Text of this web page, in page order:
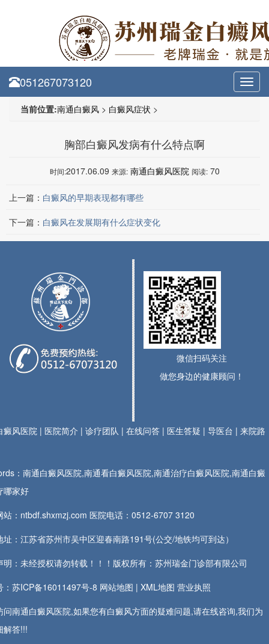
051267073120
当前位置:南通白癜风 > 白癜风症状 >
胸部白癜风发病有什么特点啊
时间:2017.06.09 来源: 南通白癜风医院 阅读: 70
上一篇： 白癜风的早期表现都有哪些
下一篇： 白癜风在发展期有什么症状变化
微信扫码关注
做您身边的健康顾问！
癜风医院 | 医院简介 |诊疗团队 |在线问答 | 医生答疑 |导医台 |来院路
：南通白癜风医院,南通看白癜风医院,南通治疗白癜风医院,南通白癜
哪家好
站：ntbdf.shxmzj.com 医院电话：0512-6707 3120
址：江苏省苏州市吴中区迎春南路191号(公交/地铁均可到达）
明：未经授权请勿转载！！！版权所有：苏州瑞金门诊部有限公司
：苏ICP备16011497号-8 网站地图 |XML地图 营业执照
问南通白癜风医院,如果您有白癜风方面的疑难问题,请在线咨询,我们为
解答!!!